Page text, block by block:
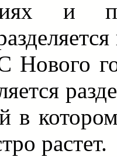
и
Нового
в
растет.